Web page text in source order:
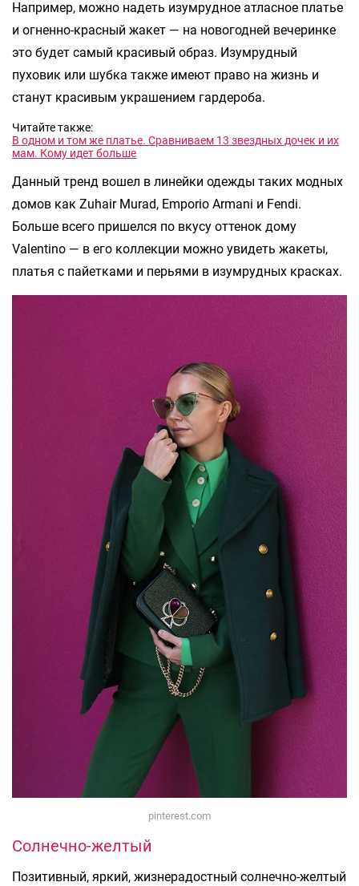
Например, можно надеть изумрудное атласное платье
и огненно-красный жакет — на новогодней вечеринке
это будет самый красивый образ. Изумрудный
пуховик или шубка также имеют право на жизнь и
станут красивым украшением гардероба.
Читайте также:
В одном и том же платье. Сравниваем 13 звездных дочек и их
мам. Кому идет больше
Данный тренд вошел в линейки одежды таких модных
домов как Zuhair Murad, Emporio Armani и Fendi.
Больше всего пришелся по вкусу оттенок дому
Valentino — в его коллекции можно увидеть жакеты,
платья с пайетками и перьями в изумрудных красках.
pinterest.com
Солнечно-желтый
Позитивный, яркий, жизнерадостный солнечно-желтый